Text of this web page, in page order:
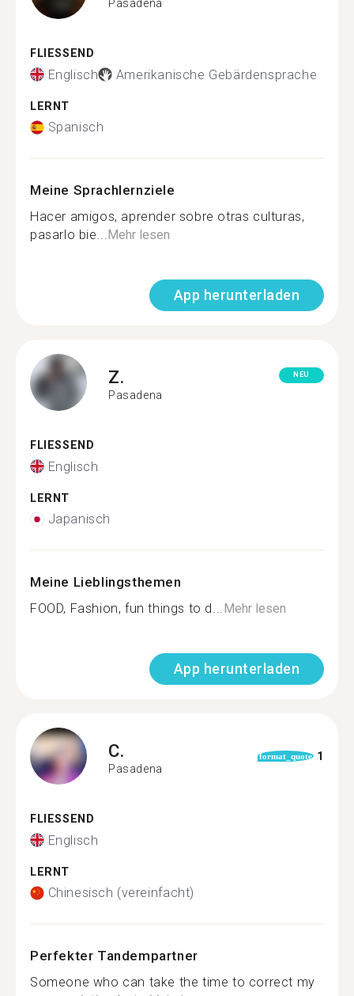
Pasadena
FLIESSEND
Englisch Amerikanische Gebärdensprache
LERNT
Spanisch
Meine Sprachlernziele
Hacer amigos, aprender sobre otras culturas,
pasarlo bie...Mehr lesen
App herunterladen
Z.
Pasadena
NEU
FLIESSEND
Englisch
LERNT
Japanisch
Meine Lieblingsthemen
FOOD, Fashion, fun things to d...Mehr lesen
App herunterladen
C.
Pasadena
format_quote 1
FLIESSEND
Englisch
LERNT
Chinesisch (vereinfacht)
Perfekter Tandempartner
Someone who can take the time to correct my